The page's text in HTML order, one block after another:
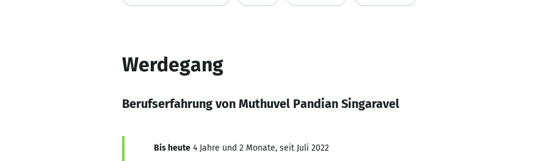
Werdegang
Berufserfahrung von Muthuvel Pandian Singaravel
Bis heute 4 Jahre und 2 Monate, seit Juli 2022